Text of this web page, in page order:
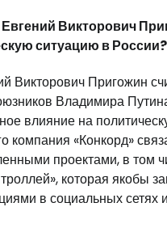
Викторович
ситуацию в России?
Викторович Пригожин
Владимира
влияние на
компания «Конкорд»
проектами, в том
которая якобы
в социальных сетях